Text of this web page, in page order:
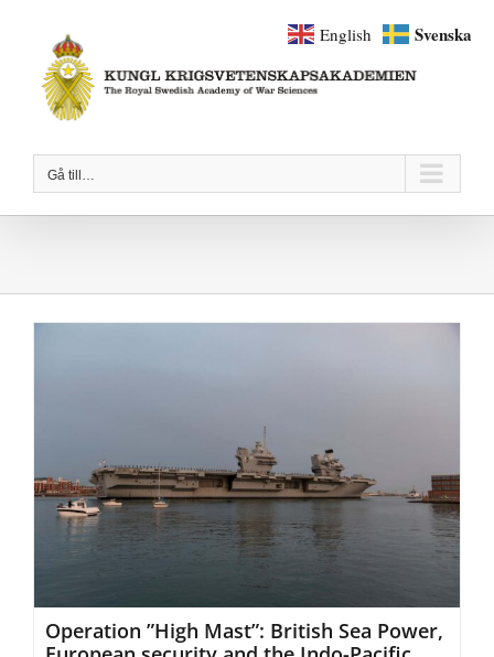
innehållet
Gå till…
Operation ”High Mast”: British Sea Power,
English Svenska